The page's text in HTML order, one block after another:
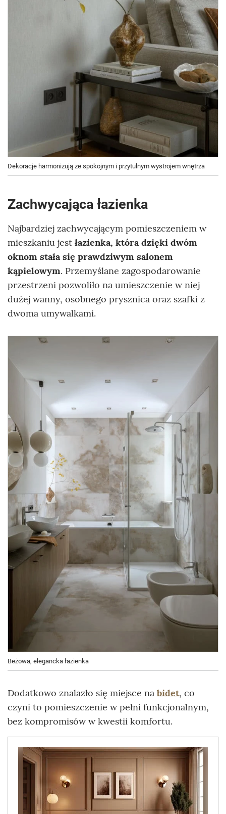
Dekoracje harmonizują ze spokojnym i przytulnym wystrojem wnętrza
Zachwycająca łazienka
Najbardziej zachwycającym pomieszczeniem w
mieszkaniu jest łazienka, która dzięki dwóm
oknom stała się prawdziwym salonem
kąpielowym. Przemyślane zagospodarowanie
przestrzeni pozwoliło na umieszczenie w niej
dużej wanny, osobnego prysznica oraz szafki z
dwoma umywalkami.
Beżowa, elegancka łazienka
Dodatkowo znalazło się miejsce na bidet, co
czyni to pomieszczenie w pełni funkcjonalnym,
bez kompromisów w kwestii komfortu.